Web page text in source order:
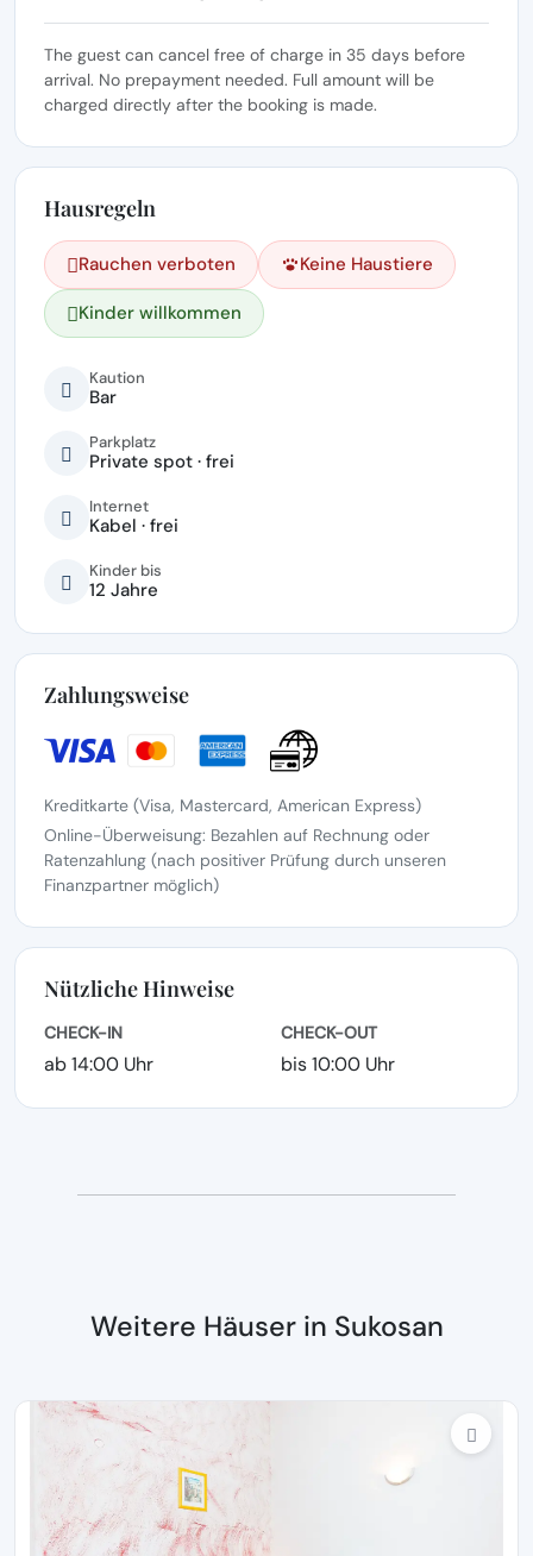
The guest can cancel free of charge in 35 days before
arrival. No prepayment needed. Full amount will be
charged directly after the booking is made.
Hausregeln
Rauchen verboten Keine Haustiere
Kinder willkommen
Kaution
Bar
Parkplatz
Private spot · frei
Internet
Kabel · frei
Kinder bis
12 Jahre
Zahlungsweise
Kreditkarte (Visa, Mastercard, American Express)
Online-Überweisung: Bezahlen auf Rechnung oder
Ratenzahlung (nach positiver Prüfung durch unseren
Finanzpartner möglich)
Nützliche Hinweise
CHECK-IN
ab 14:00 Uhr
CHECK-OUT
bis 10:00 Uhr
Weitere Häuser in Sukosan